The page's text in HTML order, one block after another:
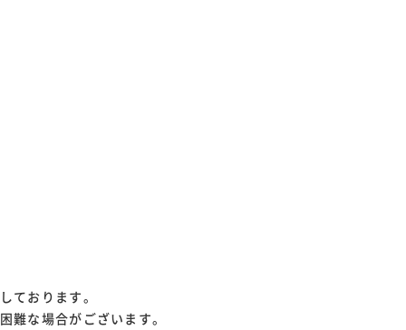
ております。
難な場合がございます。